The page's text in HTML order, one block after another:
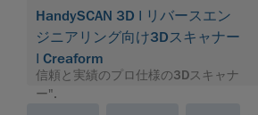
HandySCAN 3D | リバースエン
ジニアリング向け3Dスキャナー
| Creaform
信頼と実績のプロ仕様の3Dスキャナ
ー".